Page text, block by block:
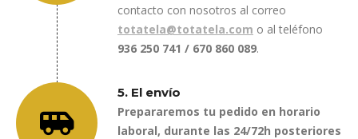
contacto con nosotros al correo
totatela@totatela.com o al teléfono
936 250 741 / 670 860 089.
5. El envío
Prepararemos tu pedido en horario
laboral, durante las 24/72h posteriores